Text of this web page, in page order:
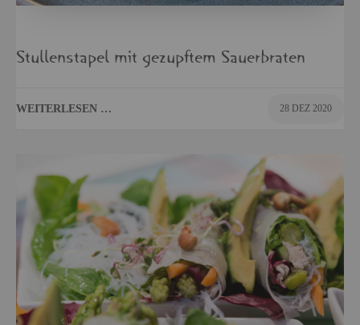
Stul­len­sta­pel mit ge­zupf­tem Sauer­bra­ten
WEI­TER­LE­SEN … 28 DEZ 2020